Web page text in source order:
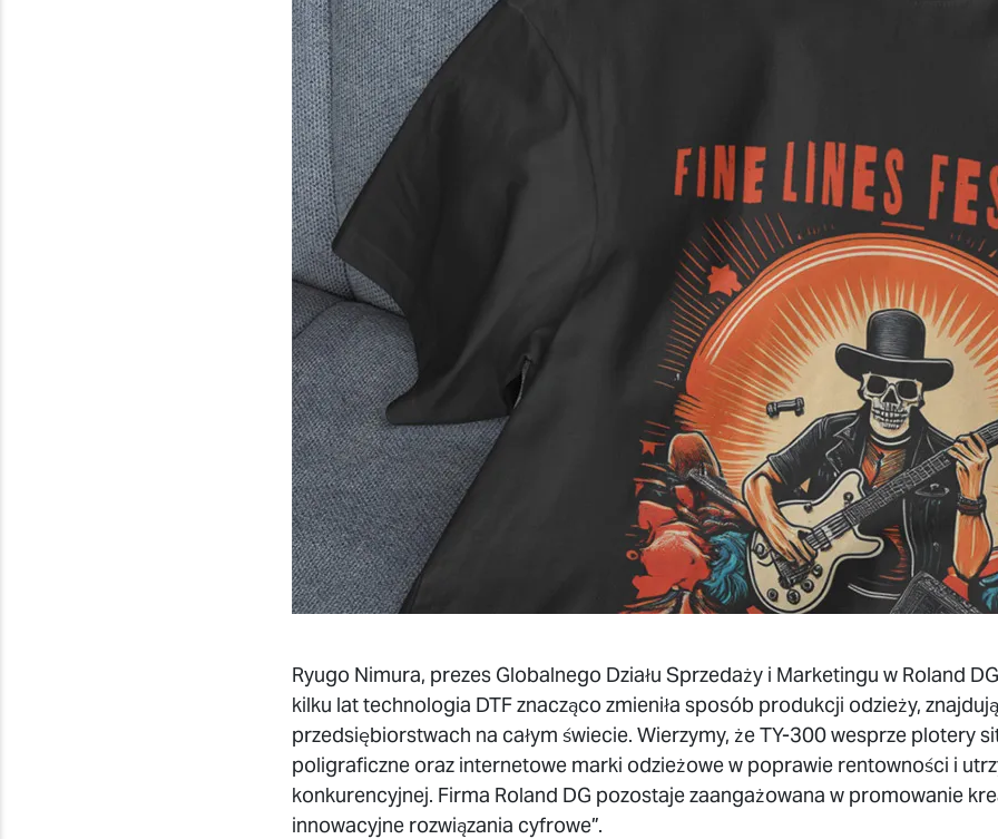
Ryugo Nimura, prezes Globalnego Działu Sprzedaży i Marketingu w Roland
kilku lat technologia DTF znacząco zmieniła sposób produkcji odzieży,
przedsiębiorstwach na całym świecie. Wierzymy, że TY-300 wesprze plotery
poligraficzne oraz internetowe marki odzieżowe w poprawie rentowności i
konkurencyjnej. Firma Roland DG pozostaje zaangażowana w promowanie
innowacyjne rozwiązania cyfrowe”.